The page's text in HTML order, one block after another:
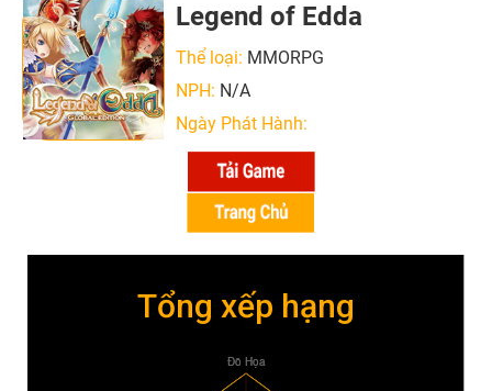
Legend of Edda
Thể loại: MMORPG
NPH: N/A
Ngày Phát Hành:
Tổng xếp hạng